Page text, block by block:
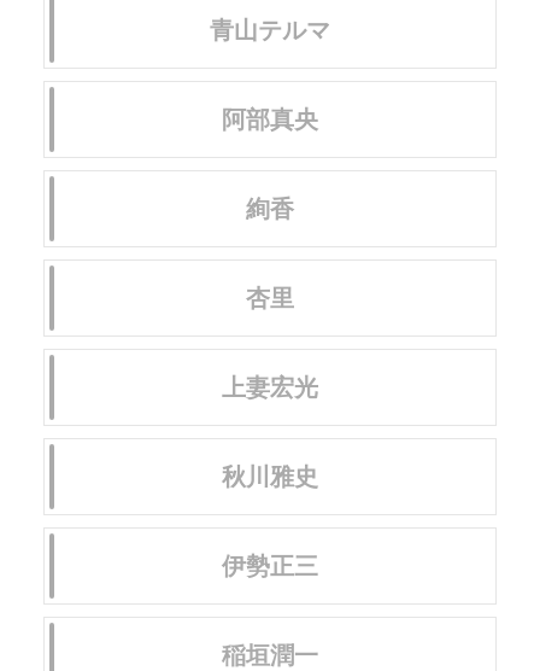
青山テルマ
阿部真央
絢香
杏里
上妻宏光
秋川雅史
伊勢正三
稲垣潤一